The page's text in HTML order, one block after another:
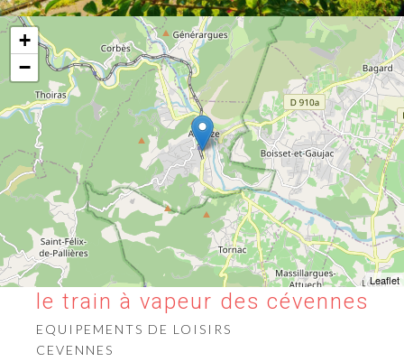
+
−
Leaflet
le train à vapeur des cévennes
EQUIPEMENTS DE LOISIRS
CEVENNES